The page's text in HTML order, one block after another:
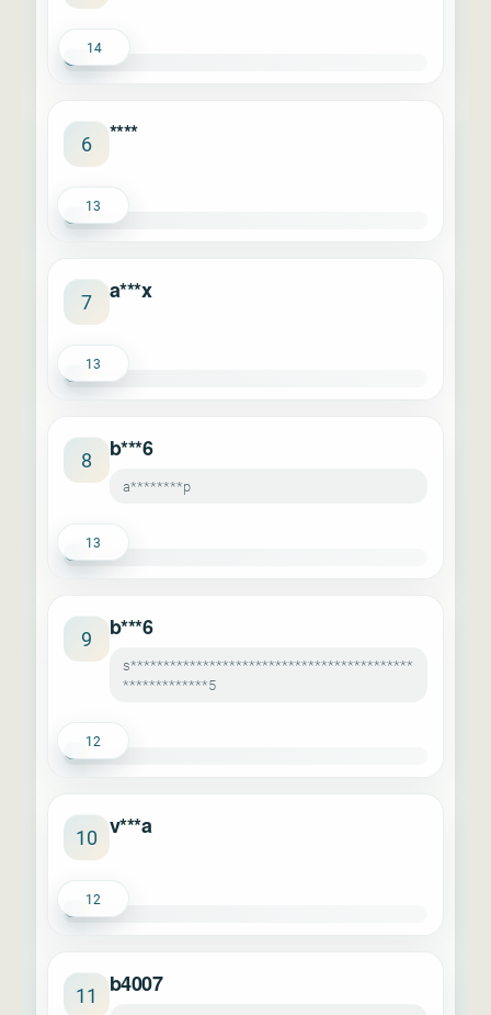
14
6 ****
13
7 a***x
13
8 b***6
a********p
13
9 b***6
s*******************************************
*************5
12
10 v***a
12
11 b4007